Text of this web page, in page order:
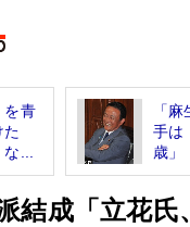
を青
た
...
「
手は
歳」
結成「立花